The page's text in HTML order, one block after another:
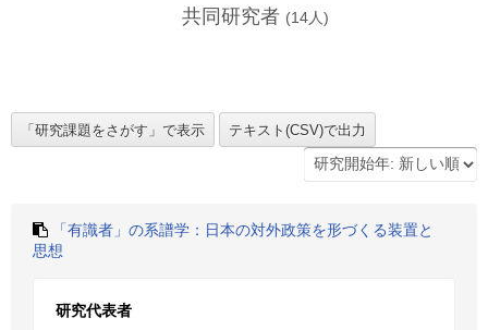
共同研究者 (14人)
「有識者」の系譜学：日本の対外政策を形づくる装置と
思想
研究代表者